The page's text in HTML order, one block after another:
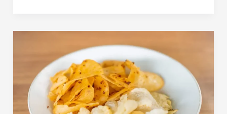
en
arrêtant
le